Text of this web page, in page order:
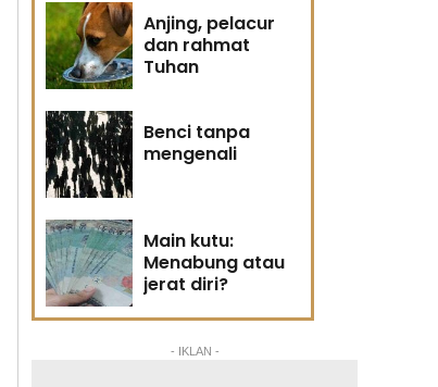
Anjing, pelacur
dan rahmat
Tuhan
Benci tanpa
mengenali
Main kutu:
Menabung atau
jerat diri?
- IKLAN -